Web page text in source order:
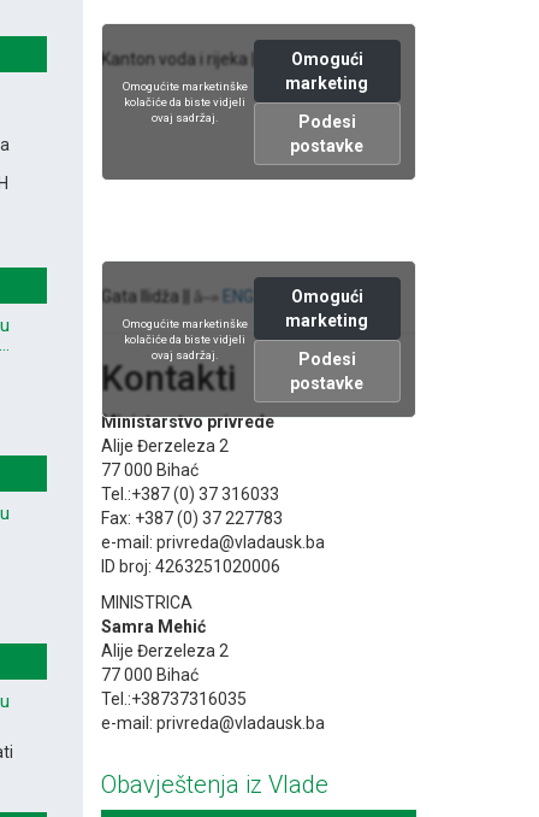
Omogućite marketinške
kolačiće da biste vidjeli
ovaj sadržaj.
Omogući
marketing
Podesi
postavke
Kanton voda i rijeka || ENG version
Omogućite marketinške
kolačiće da biste vidjeli
ovaj sadržaj.
Omogući
marketing
Podesi
postavke
Gata Ilidža || â–» ENG version
Kontakti
Ministarstvo privrede
Alije Đerzeleza 2
77 000 Bihać
Tel.:+387 (0) 37 316033
Fax: +387 (0) 37 227783
e-mail: privreda@vladausk.ba
ID broj: 4263251020006
MINISTRICA
Samra Mehić
Alije Đerzeleza 2
77 000 Bihać
Tel.:+38737316035
e-mail: privreda@vladausk.ba
Obavještenja iz Vlade